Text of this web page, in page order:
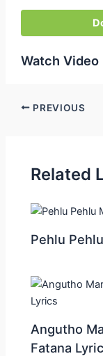
Watch Video
Post
PREVIOUS
Related
Pehlu
Angutho
Fatana